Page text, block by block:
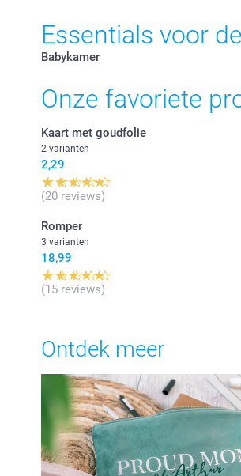
Essentials voor
Babykamer
Onze favoriete
Kaart met goudfolie
2 varianten
2,29
(20 reviews)
Romper
3 varianten
18,99
(15 reviews)
Ontdek meer